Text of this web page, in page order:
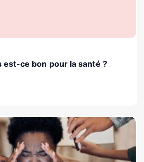
est-ce bon pour la santé ?